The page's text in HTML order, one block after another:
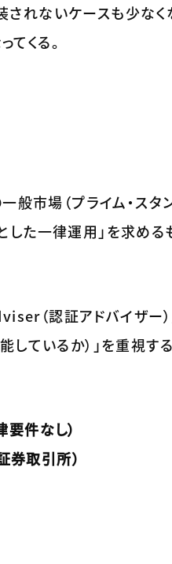
れないケースも少なく
くる。
市場（プライム・スタ
した一律運用」を求め
（認証アドバイザー）
しているか）」を重視す
件なし）
取引所）